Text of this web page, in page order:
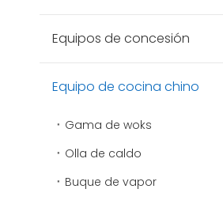
Equipos de concesión
Equipo de cocina chino
Gama de woks
Olla de caldo
Buque de vapor